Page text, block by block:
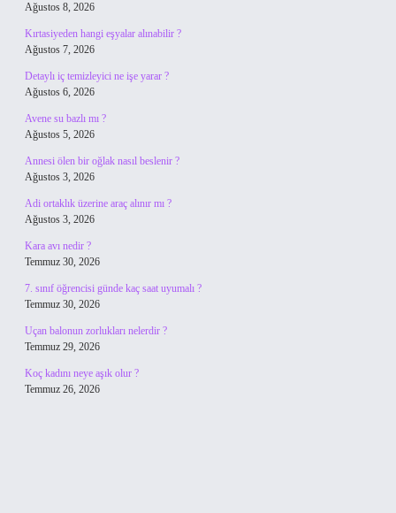
Ağustos 8, 2026
Kırtasiyeden hangi eşyalar alınabilir ?
Ağustos 7, 2026
Detaylı iç temizleyici ne işe yarar ?
Ağustos 6, 2026
Avene su bazlı mı ?
Ağustos 5, 2026
Annesi ölen bir oğlak nasıl beslenir ?
Ağustos 3, 2026
Adi ortaklık üzerine araç alınır mı ?
Ağustos 3, 2026
Kara avı nedir ?
Temmuz 30, 2026
7. sınıf öğrencisi günde kaç saat uyumalı ?
Temmuz 30, 2026
Uçan balonun zorlukları nelerdir ?
Temmuz 29, 2026
Koç kadını neye aşık olur ?
Temmuz 26, 2026